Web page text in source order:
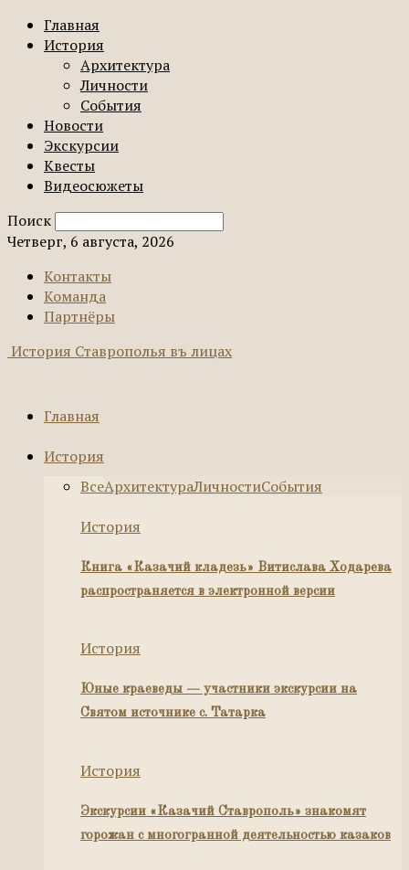
Главная
История
Архитектура
Личности
События
Новости
Экскурсии
Квесты
Видеосюжеты
Поиск
Четверг, 6 августа, 2026
Контакты
Команда
Партнёры
История Ставрополья въ лицах
Главная
История
ВсеАрхитектураЛичностиСобытия
История
Книга «Казачий кладезь» Витислава Ходарева
распространяется в электронной версии
История
Юные краеведы — участники экскурсии на
Святом источнике с. Татарка
История
Экскурсии «Казачий Ставрополь» знакомят
горожан с многогранной деятельностью казаков